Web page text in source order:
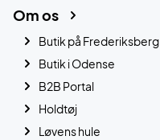
Om os
Butik på Frederiksberg
Butik i Odense
B2B Portal
Holdtøj
Løvens hule